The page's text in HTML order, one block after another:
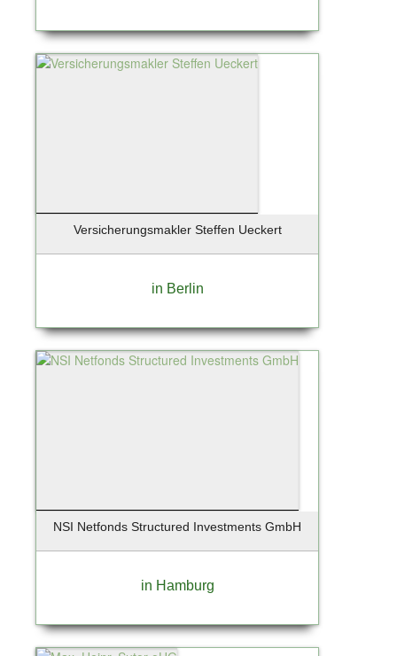
Versicherungsmakler Steffen Ueckert
in Berlin
NSI Netfonds Structured Investments GmbH
in Hamburg